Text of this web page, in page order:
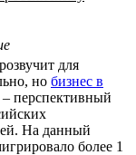
для
но бизнес в
– перспективный
На данный
более 1